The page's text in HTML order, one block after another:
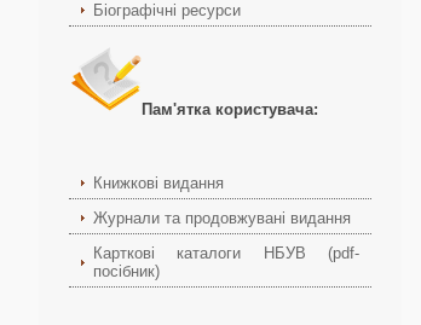
Біографічні ресурси
Пам'ятка користувача:
Книжкові видання
Журнали та продовжувані видання
Карткові каталоги НБУВ (pdf-
посібник)